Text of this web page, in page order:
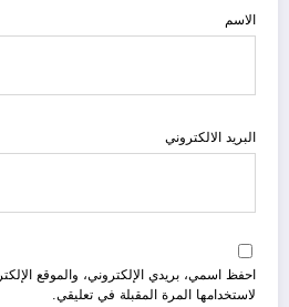
الاسم
البريد الالكتروني
احفظ اسمي، بريدي الإلكتروني، والموقع
لاستخدامها المرة المقبلة في تعليقي.